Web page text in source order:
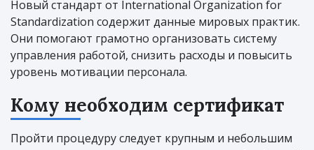
Новый стандарт от International Organization for
Standardization содержит данные мировых практик.
Они помогают грамотно организовать систему
управления работой, снизить расходы и повысить
уровень мотивации персонала.
Кому необходим сертификат
Пройти процедуру следует крупным и небольшим